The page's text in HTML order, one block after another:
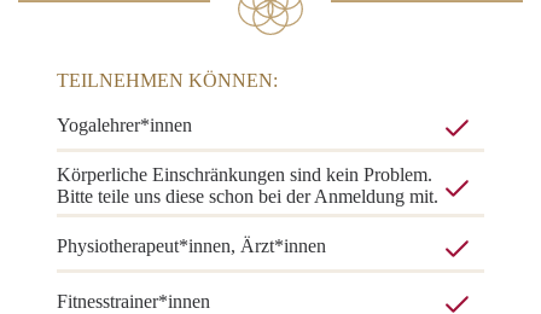
TEILNEHMEN KÖNNEN:
Yogalehrer*innen
Körperliche Einschränkungen sind kein Problem.
Bitte teile uns diese schon bei der Anmeldung mit.
Physiotherapeut*innen, Ärzt*innen
Fitnesstrainer*innen